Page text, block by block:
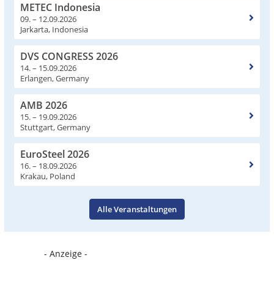
METEC Indonesia
09. – 12.09.2026
Jarkarta, Indonesia
DVS CONGRESS 2026
14. – 15.09.2026
Erlangen, Germany
AMB 2026
15. – 19.09.2026
Stuttgart, Germany
EuroSteel 2026
16. – 18.09.2026
Krakau, Poland
Alle Veranstaltungen
- Anzeige -